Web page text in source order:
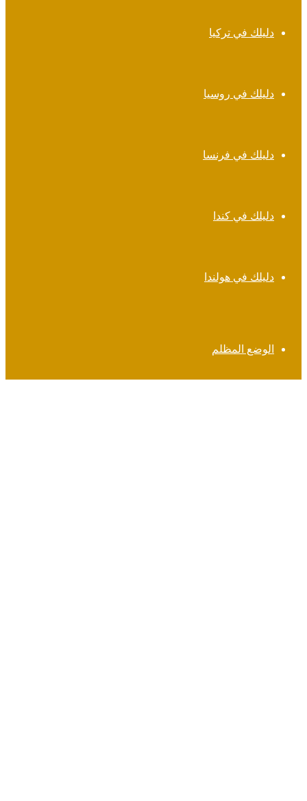
دليلك في تركيا
دليلك في روسيا
دليلك في فرنسا
دليلك في كندا
دليلك في هولندا
الوضع المظلم